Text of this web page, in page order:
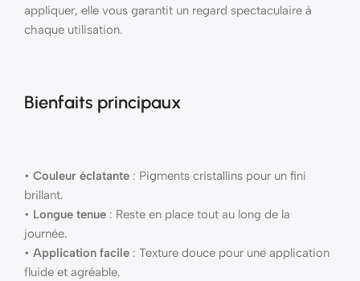
appliquer, elle vous garantit un regard spectaculaire à
chaque utilisation.
Bienfaits principaux
• Couleur éclatante : Pigments cristallins pour un fini
brillant.
• Longue tenue : Reste en place tout au long de la
journée.
• Application facile : Texture douce pour une application
fluide et agréable.